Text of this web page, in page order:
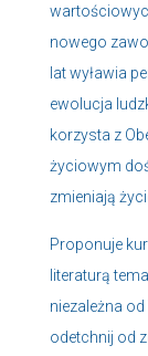
nowego
lat wyławia
ewolucja
korzysta z
życiowym
zmieniają
Proponuje
literaturą
niezależna
odetchnij od